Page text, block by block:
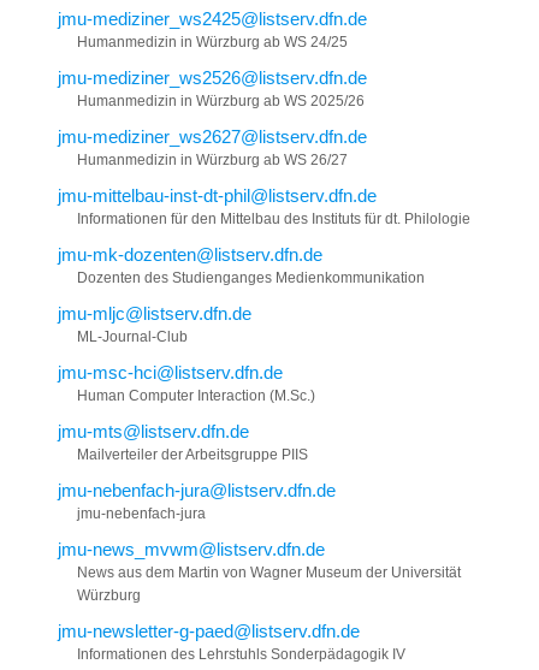
jmu-mediziner_ws2425@listserv.dfn.de
Humanmedizin in Würzburg ab WS 24/25
jmu-mediziner_ws2526@listserv.dfn.de
Humanmedizin in Würzburg ab WS 2025/26
jmu-mediziner_ws2627@listserv.dfn.de
Humanmedizin in Würzburg ab WS 26/27
jmu-mittelbau-inst-dt-phil@listserv.dfn.de
Informationen für den Mittelbau des Instituts für dt. Philologie
jmu-mk-dozenten@listserv.dfn.de
Dozenten des Studienganges Medienkommunikation
jmu-mljc@listserv.dfn.de
ML-Journal-Club
jmu-msc-hci@listserv.dfn.de
Human Computer Interaction (M.Sc.)
jmu-mts@listserv.dfn.de
Mailverteiler der Arbeitsgruppe PIIS
jmu-nebenfach-jura@listserv.dfn.de
jmu-nebenfach-jura
jmu-news_mvwm@listserv.dfn.de
News aus dem Martin von Wagner Museum der Universität
Würzburg
jmu-newsletter-g-paed@listserv.dfn.de
Informationen des Lehrstuhls Sonderpädagogik IV